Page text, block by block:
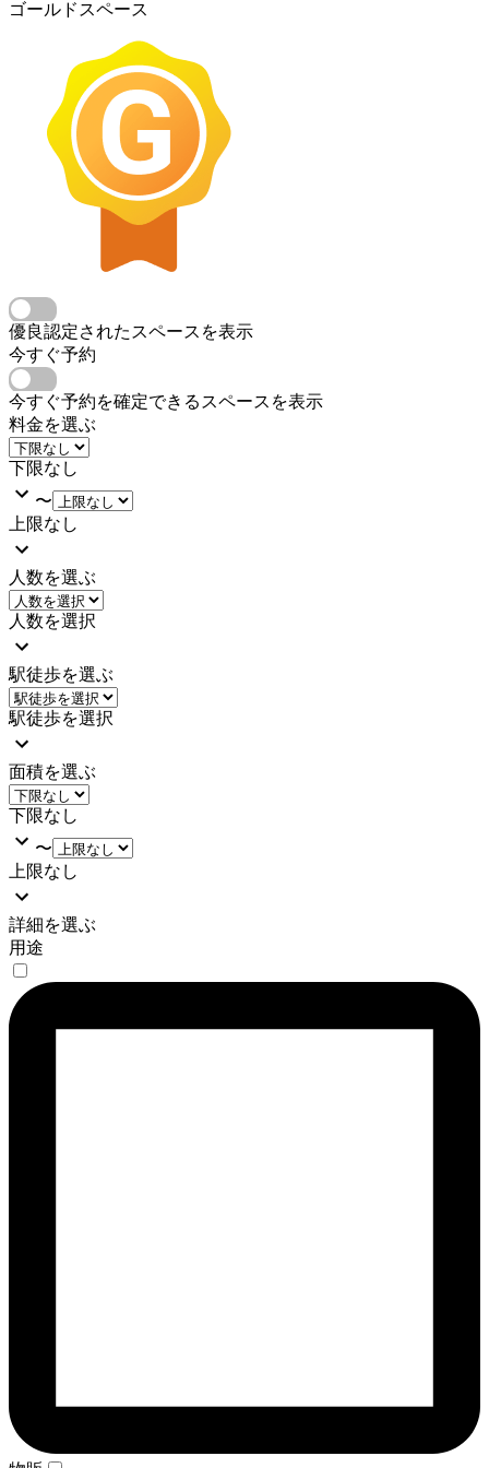
ゴールドスペース
優良認定されたスペースを表示
今すぐ予約
今すぐ予約を確定できるスペースを表示
料金を選ぶ
下限なし
〜
上限なし
人数を選ぶ
人数を選択
駅徒歩を選ぶ
駅徒歩を選択
面積を選ぶ
下限なし
〜
上限なし
詳細を選ぶ
用途